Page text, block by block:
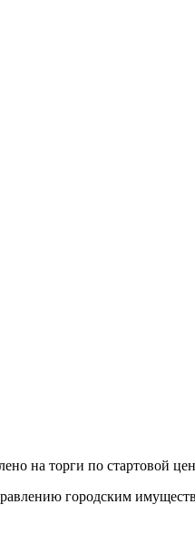
на торги по стартовой
городским